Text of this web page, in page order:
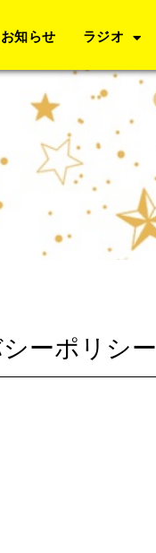
お知らせ ラジオ
ーポリシー